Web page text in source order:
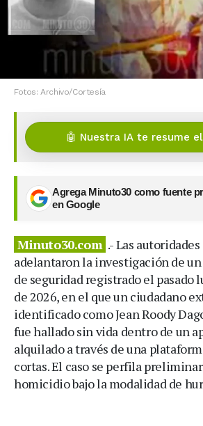
Fotos: Archivo/Cortesía
🤖 Nuestra IA te resume
Agrega Minuto30 como fuente
en Google
Minuto30.com .- Las
adelantaron la investigación de
de seguridad registrado el pasado
de 2026, en el que un ciudadano
identificado como Jean Roody
fue hallado sin vida dentro de un
alquilado a través de una
cortas. El caso se perfila
homicidio bajo la modalidad de